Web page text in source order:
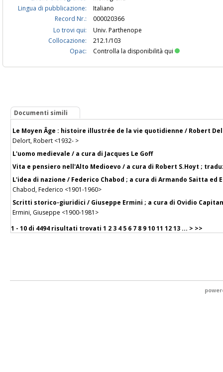
Lingua di pubblicazione:
Italiano
Record Nr.:
000020366
Lo trovi qui:
Univ. Parthenope
Collocazione:
212.1/103
Opac:
Controlla la disponibilità qui
Documenti simili
Le Moyen Âge : histoire illustrée de la vie quotidienne / Robert
Delort, Robert <1932- >
L'uomo medievale / a cura di Jacques Le Goff
Vita e pensiero nell'Alto Medioevo / a cura di Robert S.Hoyt ;
L'idea di nazione / Federico Chabod ; a cura di Armando Saitta ed
Chabod, Federico <1901-1960>
Scritti storico-giuridici / Giuseppe Ermini ; a cura di Ovidio
Ermini, Giuseppe <1900-1981>
1 - 10 di 4494 risultati trovati 1 2 3 4 5 6 7 8 91011 1213 ... > >>